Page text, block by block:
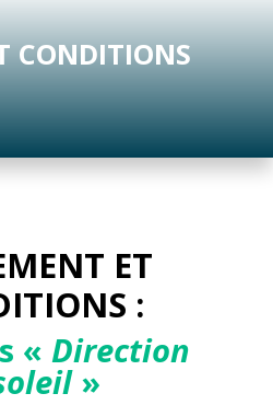
CONDITIONS
ET
:
« Direction
»